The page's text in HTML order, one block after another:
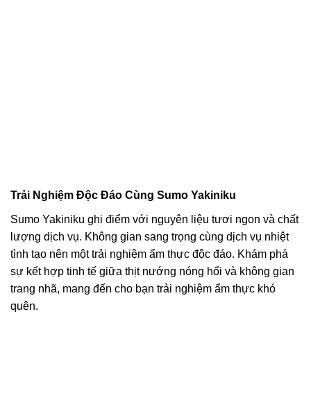
Trải Nghiệm Độc Đáo Cùng Sumo Yakiniku
Sumo Yakiniku ghi điểm với nguyên liệu tươi ngon và chất
lượng dịch vụ. Không gian sang trọng cùng dịch vụ nhiệt
tình tạo nên một trải nghiệm ẩm thực độc đáo. Khám phá
sự kết hợp tinh tế giữa thịt nướng nóng hổi và không gian
trang nhã, mang đến cho bạn trải nghiệm ẩm thực khó
quên.